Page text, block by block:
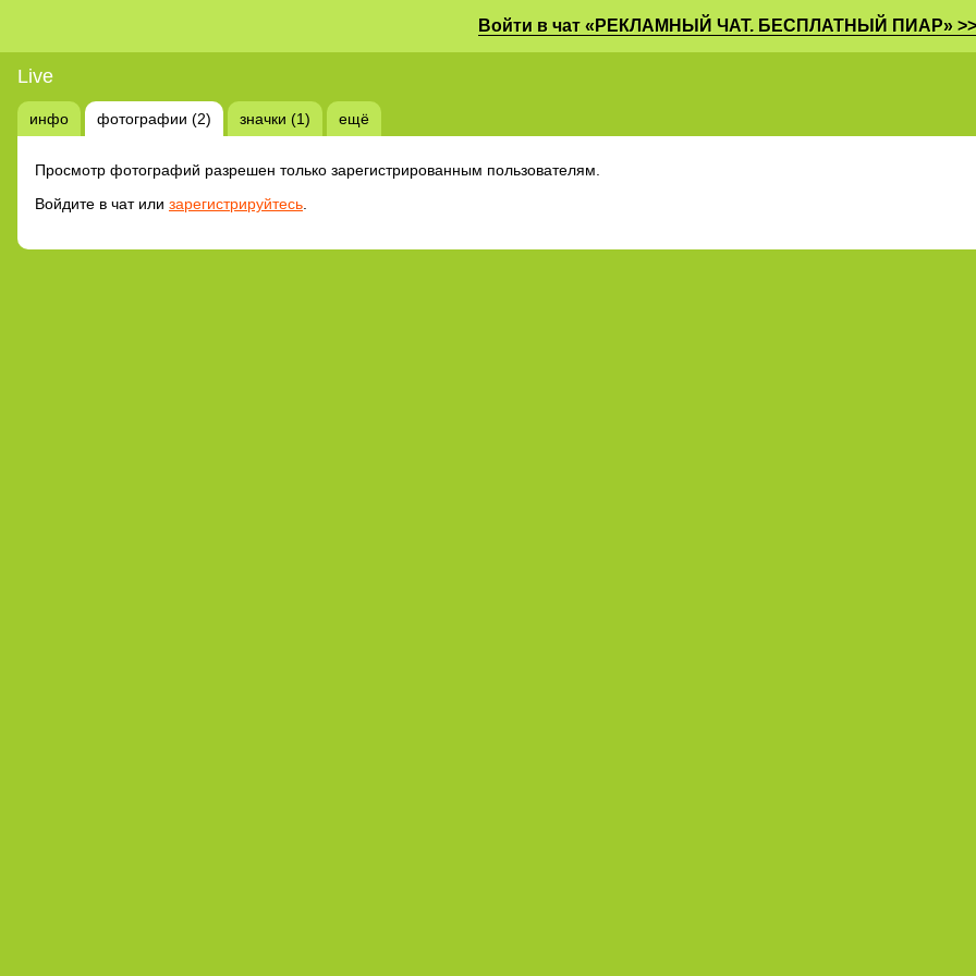
Войти в чат «РЕКЛАМНЫЙ ЧАТ. БЕСПЛАТНЫЙ ПИАР»
Live
инфо фотографии (2) значки (1) ещё
Просмотр фотографий разрешен только зарегистрированным пользователям.
Войдите в чат или зарегистрируйтесь